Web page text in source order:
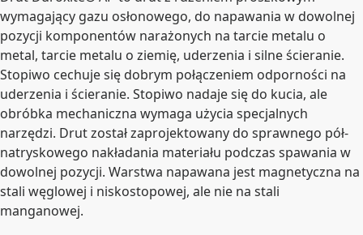
wymagający gazu osłonowego, do napawania w dowolnej
pozycji komponentów narażonych na tarcie metalu o
metal, tarcie metalu o ziemię, uderzenia i silne ścieranie.
Stopiwo cechuje się dobrym połączeniem odporności na
uderzenia i ścieranie. Stopiwo nadaje się do kucia, ale
obróbka mechaniczna wymaga użycia specjalnych
narzędzi. Drut został zaprojektowany do sprawnego pół-
natryskowego nakładania materiału podczas spawania w
dowolnej pozycji. Warstwa napawana jest magnetyczna na
stali węglowej i niskostopowej, ale nie na stali
manganowej.